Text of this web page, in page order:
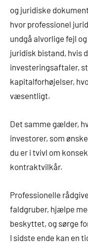
og juridiske
hvor professionel
undgå alvorlige fejl
juridisk bistand, hvis
investeringsaftaler,
kapitalforhøjelser,
væsentligt.
Det samme gælder,
investorer, som
du er i tvivl om
kontraktvilkår.
Professionelle
faldgruber, hjælpe
beskyttet, og sørge
I sidste ende kan en